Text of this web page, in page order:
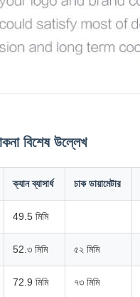
বিশেষ উল্লেখ
ক্যান ব্যাসার্ধ চাক ডায়ামেটার
49.5 মিমি
52.৩ মিমি ৫২ মিমি
72.9 মিমি ৭৩ মিমি